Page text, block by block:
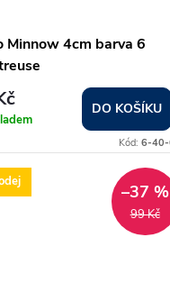
Minnow 4cm barva 6
DO KOŠÍKU
Kód: 6-
99 Kč
–37 %